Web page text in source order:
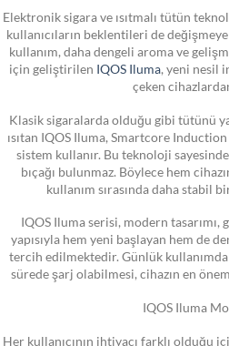
Elektronik sigara ve ısıtmalı tütün
kullanıcıların beklentileri de
kullanım, daha dengeli aroma ve
için geliştirilen IQOS Iluma, yeni nesil
çeken
Klasik sigaralarda olduğu gibi tütünü
ısıtan IQOS Iluma, Smartcore
sistem kullanır. Bu teknoloji
bıçağı bulunmaz. Böylece hem
kullanım sırasında daha stabil
IQOS Iluma serisi, modern tasarımı,
yapısıyla hem yeni başlayan hem de
tercih edilmektedir. Günlük kullanımda
sürede şarj olabilmesi, cihazın en
IQOS Iluma
Her kullanıcının ihtiyacı farklı olduğu